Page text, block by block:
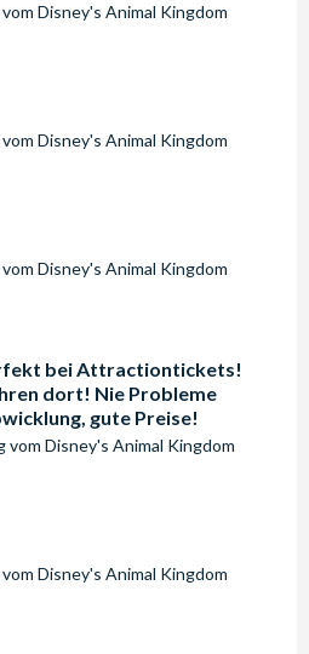
Disney's Animal Kingdom
Disney's Animal Kingdom
Disney's Animal Kingdom
bei Attractiontickets!
dort! Nie Probleme
gute Preise!
vom Disney's Animal Kingdom
Disney's Animal Kingdom